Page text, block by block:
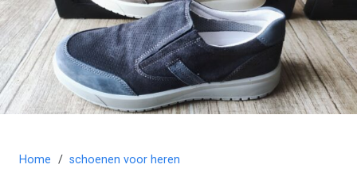
Home / schoenen voor heren